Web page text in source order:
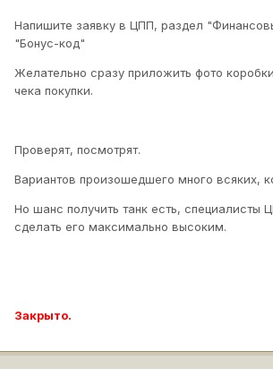
Напишите заявку в ЦПП, раздел
"Бонус-код"
Желательно сразу приложить фото
чека покупки.
Проверят, посмотрят.
Вариантов произошедшего много всяких,
Но шанс получить танк есть, специалисты
сделать его максимально высоким.
Закрыто.